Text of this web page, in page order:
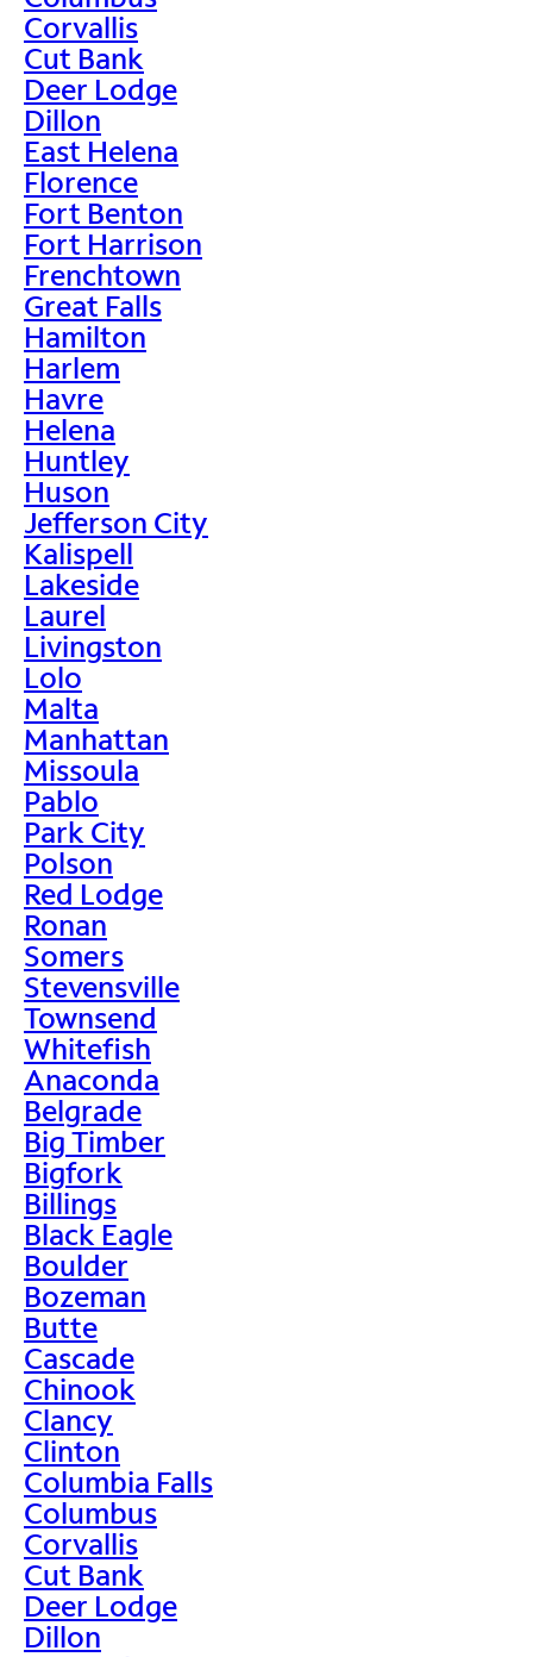
Corvallis
Cut Bank
Deer Lodge
Dillon
East Helena
Florence
Fort Benton
Fort Harrison
Frenchtown
Great Falls
Hamilton
Harlem
Havre
Helena
Huntley
Huson
Jefferson City
Kalispell
Lakeside
Laurel
Livingston
Lolo
Malta
Manhattan
Missoula
Pablo
Park City
Polson
Red Lodge
Ronan
Somers
Stevensville
Townsend
Whitefish
Anaconda
Belgrade
Big Timber
Bigfork
Billings
Black Eagle
Boulder
Bozeman
Butte
Cascade
Chinook
Clancy
Clinton
Columbia Falls
Columbus
Corvallis
Cut Bank
Deer Lodge
Dillon